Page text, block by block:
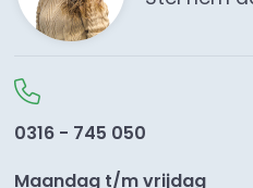
0316 - 745 050
Maandag t/m vrijdag